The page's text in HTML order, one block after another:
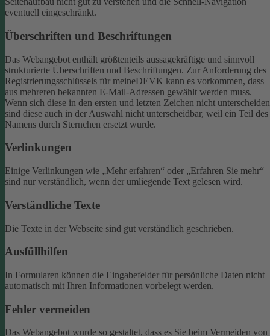
eventuell eingeschränkt.
Überschriften und Beschriftungen
Das Webangebot enthält größtenteils aussagekräftige und sinnvoll
strukturierte Überschriften und Beschriftungen. Zur Anforderung des
Registrierungsschlüssels für meineDEVK kann es vorkommen, dass
aus mehreren bekannten E-Mail-Adressen gewählt werden muss.
Wenn sich diese in den ersten und letzten Zeichen nicht
sind diese auch in der Auswahl nicht unterscheidbar, weil ein Teil des
Namens durch Sternchen ersetzt wurde.
Verlinkungen
Einige Verlinkungen wie „Mehr erfahren“ oder „Erfahren Sie mehr“
sind nur verständlich, wenn der umliegende Text gelesen wird.
Verständliche Texte
Die Texte in der Webseite sind gut verständlich geschrieben.
Ausfüllhilfen
In Formularen können die Eingabefelder für persönliche Daten nicht
automatisch mit Ihren Informationen vorbelegt werden.
Fehler vermeiden
Das Webangebot wurde so gestaltet, dass es Sie beim Vermeiden von